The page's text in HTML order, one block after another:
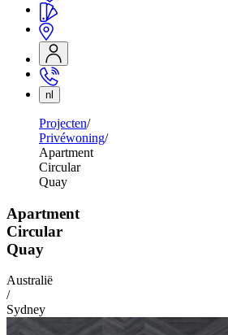
nl
Projecten
Privéwoning
Apartment
Circular
Quay
Apartment
Circular
Quay
Australië
/
Sydney